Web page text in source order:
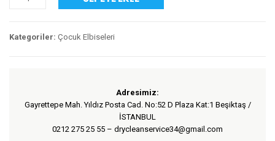
Kategoriler: Çocuk Elbiseleri
Adresimiz:
Gayrettepe Mah. Yıldız Posta Cad. No:52 D Plaza Kat:1 Beşiktaş /
İSTANBUL
0212 275 25 55 – drycleanservice34@gmail.com